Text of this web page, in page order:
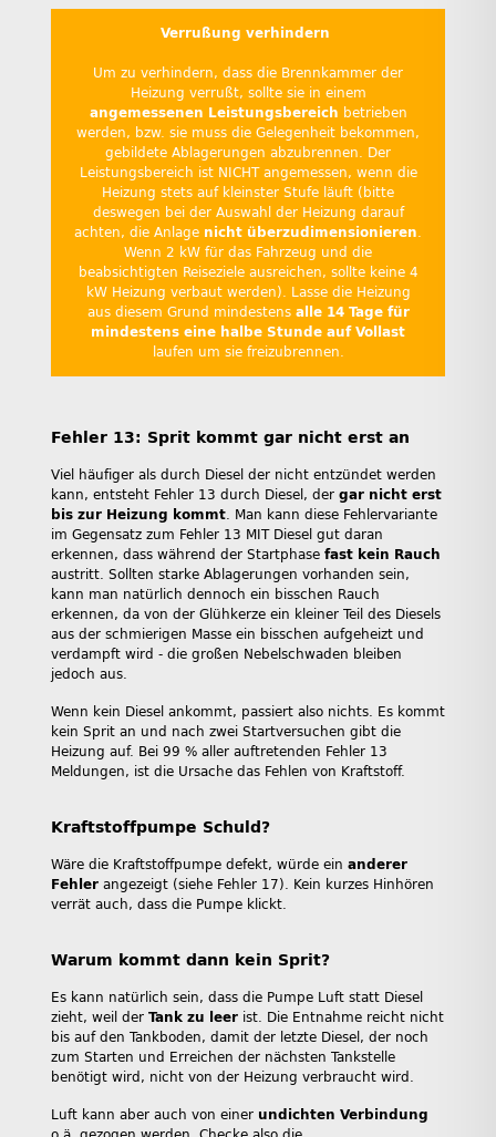
Verrußung verhindern
Um zu verhindern, dass die Brennkammer der
Heizung verrußt, sollte sie in einem
angemessenen Leistungsbereich betrieben
werden, bzw. sie muss die Gelegenheit bekommen,
gebildete Ablagerungen abzubrennen. Der
Leistungsbereich ist NICHT angemessen, wenn die
Heizung stets auf kleinster Stufe läuft (bitte
deswegen bei der Auswahl der Heizung darauf
achten, die Anlage nicht überzudimensionieren.
Wenn 2 kW für das Fahrzeug und die
beabsichtigten Reiseziele ausreichen, sollte keine 4
kW Heizung verbaut werden). Lasse die Heizung
aus diesem Grund mindestens alle 14 Tage für
mindestens eine halbe Stunde auf Vollast
laufen um sie freizubrennen.
Fehler 13: Sprit kommt gar nicht erst an
Viel häufiger als durch Diesel der nicht entzündet werden
kann, entsteht Fehler 13 durch Diesel, der gar nicht erst
bis zur Heizung kommt. Man kann diese Fehlervariante
im Gegensatz zum Fehler 13 MIT Diesel gut daran
erkennen, dass während der Startphase fast kein Rauch
austritt. Sollten starke Ablagerungen vorhanden sein,
kann man natürlich dennoch ein bisschen Rauch
erkennen, da von der Glühkerze ein kleiner Teil des Diesels
aus der schmierigen Masse ein bisschen aufgeheizt und
verdampft wird - die großen Nebelschwaden bleiben
jedoch aus.
Wenn kein Diesel ankommt, passiert also nichts. Es kommt
kein Sprit an und nach zwei Startversuchen gibt die
Heizung auf. Bei 99 % aller auftretenden Fehler 13
Meldungen, ist die Ursache das Fehlen von Kraftstoff.
Kraftstoffpumpe Schuld?
Wäre die Kraftstoffpumpe defekt, würde ein anderer
Fehler angezeigt (siehe Fehler 17). Kein kurzes Hinhören
verrät auch, dass die Pumpe klickt.
Warum kommt dann kein Sprit?
Es kann natürlich sein, dass die Pumpe Luft statt Diesel
zieht, weil der Tank zu leer ist. Die Entnahme reicht nicht
bis auf den Tankboden, damit der letzte Diesel, der noch
zum Starten und Erreichen der nächsten Tankstelle
benötigt wird, nicht von der Heizung verbraucht wird.
Luft kann aber auch von einer undichten Verbindung